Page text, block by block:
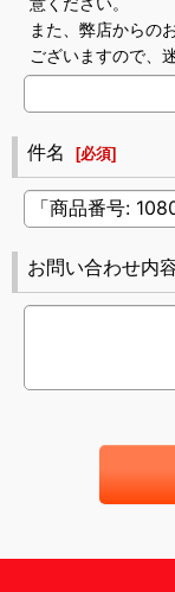
意ください。
また、弊店からの
ございますので、
件名 [必須]
お問い合わせ内